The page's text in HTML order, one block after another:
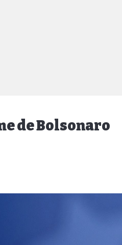
de Bolsonaro